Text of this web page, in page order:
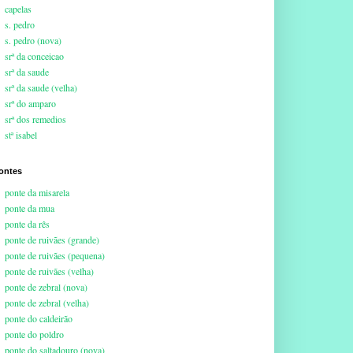
capelas
s. pedro
s. pedro (nova)
srª da conceicao
srª da saude
srª da saude (velha)
srª do amparo
srª dos remedios
stª isabel
ponte da misarela
ponte da mua
ponte da rês
ponte de ruivães (grande)
ponte de ruivães (pequena)
ponte de ruivães (velha)
ponte de zebral (nova)
ponte de zebral (velha)
ponte do caldeirão
ponte do poldro
ponte do saltadouro (nova)